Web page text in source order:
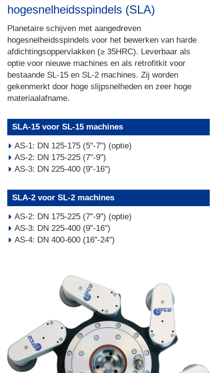
hogesnelheidsspindels (SLA)
Planetaire schijven met aangedreven
hogesnelheidsspindels voor het bewerken van harde
afdichtingsoppervlakken (≥ 35HRC). Leverbaar als
optie voor nieuwe machines en als retrofitkit voor
bestaande SL-15 en SL-2 machines. Zij worden
gekenmerkt door hoge slijpsnelheden en zeer hoge
materiaalafname.
SLA-15 voor SL-15 machines
AS-1: DN 125-175 (5"-7") (optie)
AS-2: DN 175-225 (7"-9")
AS-3: DN 225-400 (9"-16")
SLA-2 voor SL-2 machines
AS-2: DN 175-225 (7"-9") (optie)
AS-3: DN 225-400 (9"-16")
AS-4: DN 400-600 (16"-24")